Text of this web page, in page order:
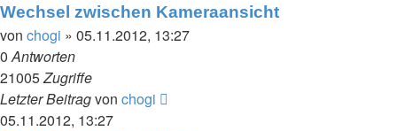
Wechsel zwischen Kameraansicht
von chogi » 05.11.2012, 13:27
0Antworten
21005Zugriffe
Letzter Beitragvon chogi
05.11.2012, 13:27